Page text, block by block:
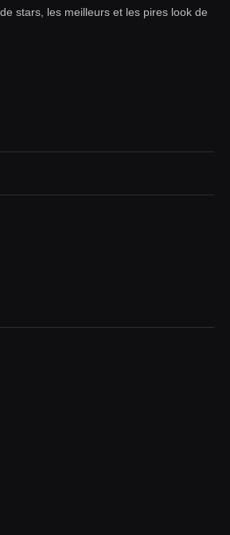
stars, les meilleurs et les pires look de